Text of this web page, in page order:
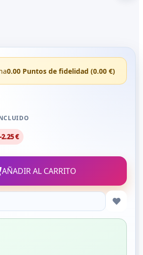
0.00 Puntos de fidelidad (0.00 €)
€
AÑADIR AL CARRITO